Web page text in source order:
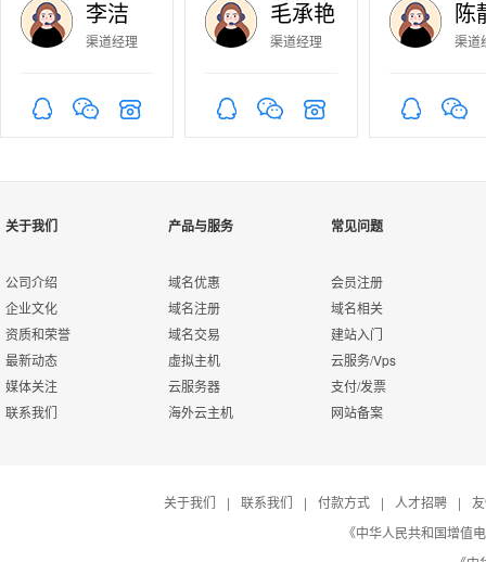
李洁
渠道经理
毛承艳
渠道经理
陈
渠道
关于我们
公司介绍
企业文化
资质和荣誉
最新动态
媒体关注
联系我们
产品与服务
域名优惠
域名注册
域名交易
虚拟主机
云服务器
海外云主机
常见问题
会员注册
域名相关
建站入门
云服务/Vps
支付/发票
网站备案
关于我们 | 联系我们 | 付款方式 | 人才招聘 |
《中华人民共和国增值